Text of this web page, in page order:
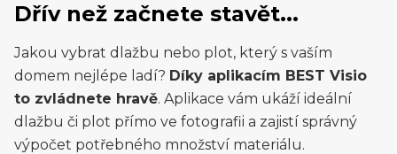
Dřív než začnete stavět...
Jakou vybrat dlažbu nebo plot, který s vaším
domem nejlépe ladí? Díky aplikacím BEST Visio
to zvládnete hravě. Aplikace vám ukáží ideální
dlažbu či plot přímo ve fotografii a zajistí správný
výpočet potřebného množství materiálu.